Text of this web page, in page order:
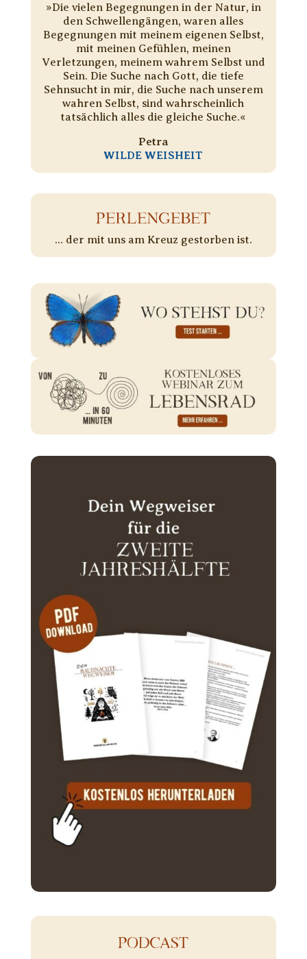
»Die vielen Begegnungen in der Natur, in
den Schwellengängen, waren alles
Begegnungen mit meinem eigenen Selbst,
mit meinen Gefühlen, meinen
Verletzungen, meinem wahrem Selbst und
Sein. Die Suche nach Gott, die tiefe
Sehnsucht in mir, die Suche nach unserem
wahren Selbst, sind wahrscheinlich
tatsächlich alles die gleiche Suche.«
Petra
WILDE WEISHEIT
PERLENGEBET
... der mit uns am Kreuz gestorben ist.
PODCAST